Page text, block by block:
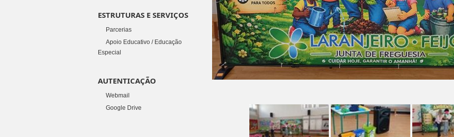
ESTRUTURAS E SERVIÇOS
Parcerias
Apoio Educativo / Educação
Especial
AUTENTICAÇÃO
Webmail
Google Drive